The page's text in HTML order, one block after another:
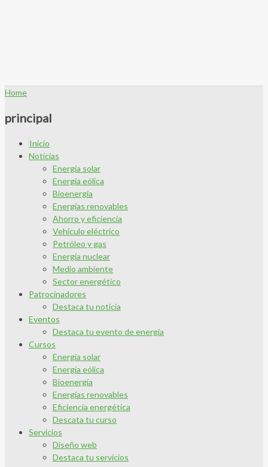
Home
principal
Inicio
Noticias
Energía solar
Energía eólica
Bioenergía
Energías renovables
Ahorro y eficiencia
Vehículo eléctrico
Petróleo y gas
Energía nuclear
Medio ambiente
Sector energético
Patrocinadores
Destaca tu noticia
Eventos
Destaca tu evento de energía
Cursos
Energía solar
Energía eólica
Bioenergía
Energías renovables
Eficiencia energética
Descata tu curso
Servicios
Diseño web
Destaca tu servicios